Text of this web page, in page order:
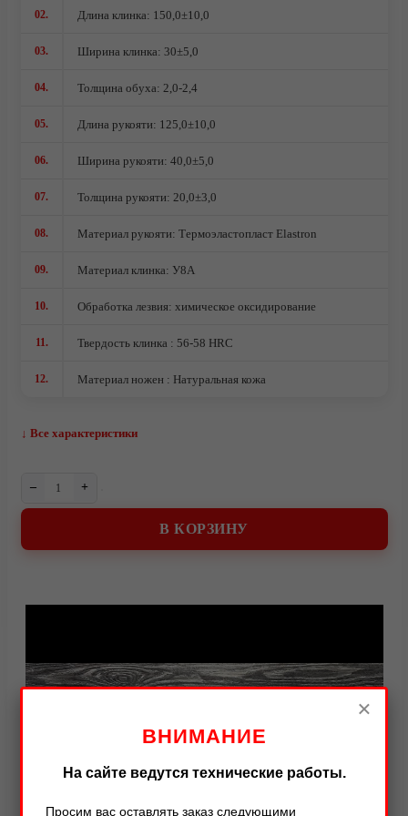
Ножи кованые из стали 95Х18
02. Длина клинка: 150,0±10,0
03. Ширина клинка: 30±5,0
04. Толщина обуха: 2,0-2,4
05. Длина рукояти: 125,0±10,0
06. Ширина рукояти: 40,0±5,0
07. Толщина рукояти: 20,0±3,0
08. Материал рукояти: Термоэластопласт Elastron
09. Материал клинка: У8А
10. Обработка лезвия: химическое оксидирование
11. Твердость клинка : 56-58 HRC
12. Материал ножен : Натуральная кожа
↓ Все характеристики
– +
В КОРЗИНУ
×
ВНИМАНИЕ
На сайте ведутся технические работы.
Просим вас оставлять заказ следующими